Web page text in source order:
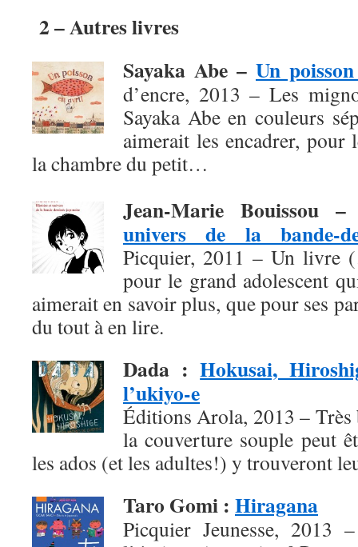
2 – Autres livres
Sayaka Abe – Un
d’encre, 2013 – Les
Sayaka Abe en couleurs
aimerait les encadrer, pour
la chambre du petit…
Jean-Marie Bouissou
univers de la bande-
Picquier, 2011 – Un
pour le grand adolescent
aimerait en savoir plus, que pour ses
du tout à en lire.
Dada :Hokusai,
l’ukiyo-e
Éditions Arola, 2013 – Très
la couverture souple peut
les ados (et les adultes!) y trouveront
Taro Gomi : Hiragana
Picquier Jeunesse, 2013